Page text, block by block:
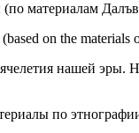
материалам
on the
нашей эры.
по